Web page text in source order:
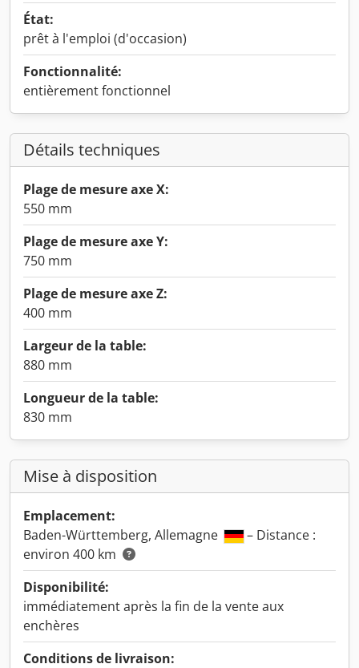
État:
prêt à l'emploi (d'occasion)
Fonctionnalité:
entièrement fonctionnel
Détails techniques
Plage de mesure axe X:
550 mm
Plage de mesure axe Y:
750 mm
Plage de mesure axe Z:
400 mm
Largeur de la table:
880 mm
Longueur de la table:
830 mm
Mise à disposition
Emplacement:
Baden-Württemberg, Allemagne
– Distance :
environ 400 km
Disponibilité:
immédiatement après la fin de la vente aux
enchères
Conditions de livraison: